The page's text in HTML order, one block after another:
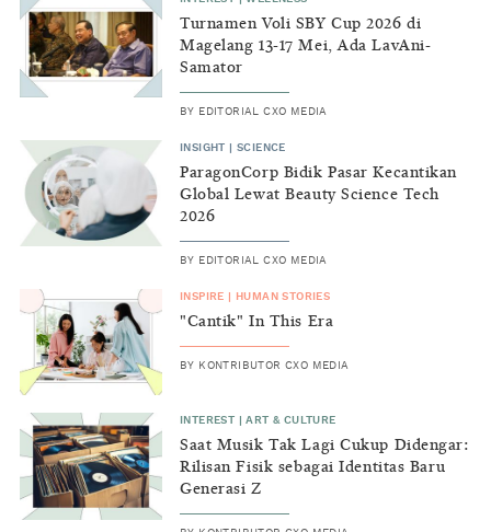
Turnamen Voli SBY Cup 2026 di
Magelang 13-17 Mei, Ada LavAni-
Samator
BY EDITORIAL CXO MEDIA
INSIGHT |SCIENCE
ParagonCorp Bidik Pasar Kecantikan
Global Lewat Beauty Science Tech
2026
BY EDITORIAL CXO MEDIA
INSPIRE HUMAN STORIES
"Cantik" In This Era
BY KONTRIBUTOR CXO MEDIA
INTEREST |ART & CULTURE
Saat Musik Tak Lagi Cukup Didengar:
Rilisan Fisik sebagai Identitas Baru
Generasi Z